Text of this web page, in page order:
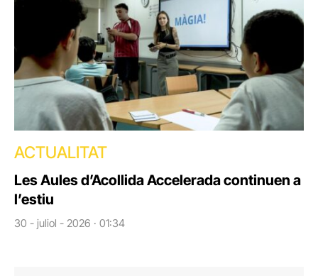
ACTUALITAT
Les Aules d’Acollida Accelerada continuen a
l’estiu
30 - juliol - 2026 · 01:34